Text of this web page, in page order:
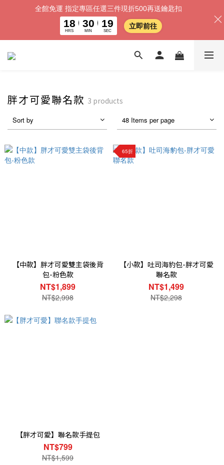
胖才可愛聯名款 3 products
Sort by 48 Items per page
【中款】胖才可愛雙主袋後背
包-粉色款
NT$1,899
NT$2,998
65折
【小款】吐司海豹包-胖才可愛
聯名款
NT$1,499
NT$2,298
【胖才可愛】聯名款手提包
NT$799
NT$1,599
全館免運 指定專區任選三件現折500再送鑰匙扣
18
HRS
30
MIN
19
SEC
立即前往